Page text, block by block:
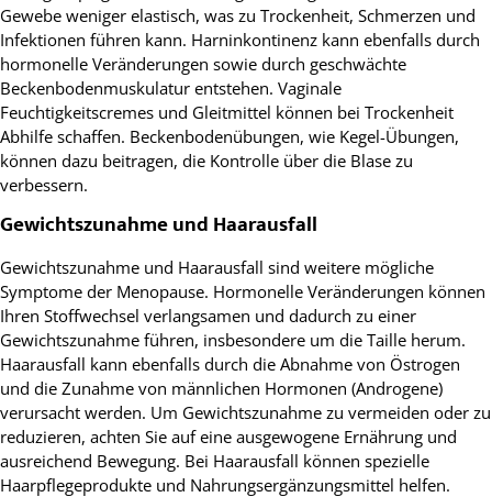
Gewebe weniger elastisch, was zu Trockenheit, Schmerzen und
Infektionen führen kann. Harninkontinenz kann ebenfalls durch
hormonelle Veränderungen sowie durch geschwächte
Beckenbodenmuskulatur entstehen. Vaginale
Feuchtigkeitscremes und Gleitmittel können bei Trockenheit
Abhilfe schaffen. Beckenbodenübungen, wie Kegel-Übungen,
können dazu beitragen, die Kontrolle über die Blase zu
verbessern.
Gewichtszunahme und Haarausfall
Gewichtszunahme und Haarausfall sind weitere mögliche
Symptome der Menopause. Hormonelle Veränderungen können
Ihren Stoffwechsel verlangsamen und dadurch zu einer
Gewichtszunahme führen, insbesondere um die Taille herum.
Haarausfall kann ebenfalls durch die Abnahme von Östrogen
und die Zunahme von männlichen Hormonen (Androgene)
verursacht werden. Um Gewichtszunahme zu vermeiden oder zu
reduzieren, achten Sie auf eine ausgewogene Ernährung und
ausreichend Bewegung. Bei Haarausfall können spezielle
Haarpflegeprodukte und Nahrungsergänzungsmittel helfen.